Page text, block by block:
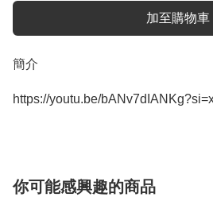
加至購物車
簡介
https://youtu.be/
你可能感興趣的商品